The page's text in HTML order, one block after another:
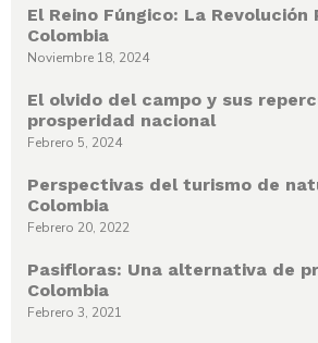
El Reino Fúngico: La
Colombia
Noviembre 18, 2024
El olvido del campo y sus
prosperidad nacional
Febrero 5, 2024
Perspectivas del turismo de
Colombia
Febrero 20, 2022
Pasifloras: Una alternativa de
Colombia
Febrero 3, 2021